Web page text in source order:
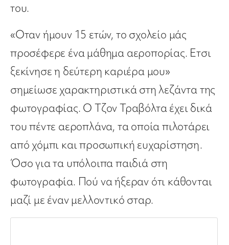
του.
«Οταν ήμουν 15 ετών, το σχολείο μάς
προσέφερε ένα μάθημα αεροπορίας. Ετσι
ξεκίνησε η δεύτερη καριέρα μου»
σημείωσε χαρακτηριστικά στη λεζάντα της
φωτογραφίας. Ο Τζον Τραβόλτα έχει δικά
του πέντε αεροπλάνα, τα οποία πιλοτάρει
από χόμπι και προσωπική ευχαρίστηση.
Όσο για τα υπόλοιπα παιδιά στη
φωτογραφία. Πού να ήξεραν ότι κάθονται
μαζί με έναν μελλοντικό σταρ.